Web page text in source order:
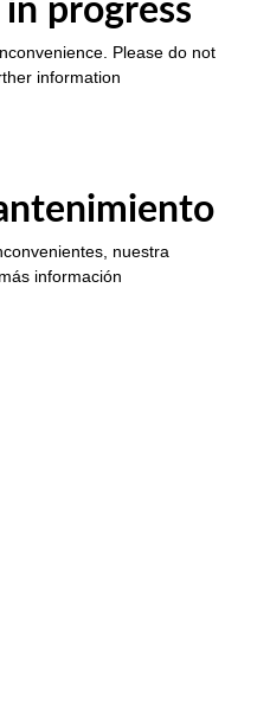
progress
Please do not
information
nuestra
información